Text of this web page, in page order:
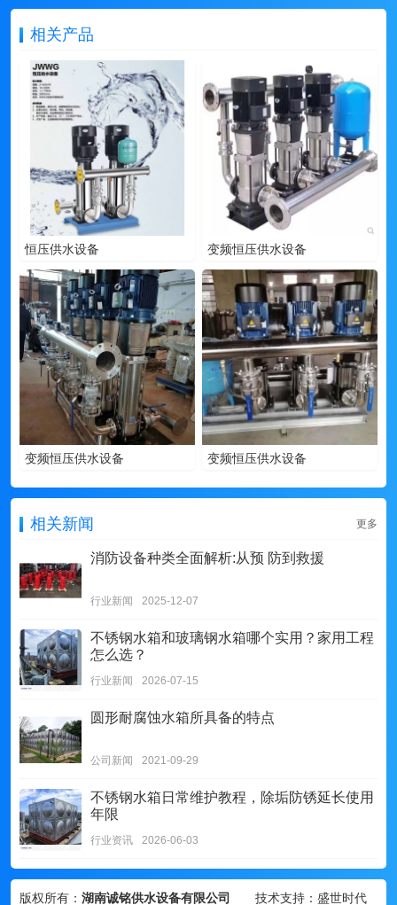
相关产品
恒压供水设备 变频恒压供水设备
变频恒压供水设备 变频恒压供水设备
相关新闻 更多
消防设备种类全面解析:从预 防到救援
行业新闻 2025-12-07
不锈钢水箱和玻璃钢水箱哪个实用？家用工程
怎么选？
行业新闻 2026-07-15
圆形耐腐蚀水箱所具备的特点
公司新闻 2021-09-29
不锈钢水箱日常维护教程，除垢防锈延长使用
年限
行业资讯 2026-06-03
版权所有： 湖南诚铭供水设备有限公司 技术支持：盛世时代